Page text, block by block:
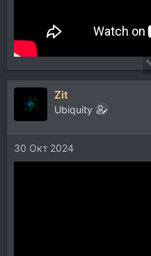
Zit
Ubiquity
30 Окт 2024